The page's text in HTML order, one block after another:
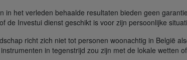
in het verleden behaalde resultaten bieden geen
de Investui dienst geschikt is voor zijn persoonlijke
richt zich niet tot personen woonachtig in België
in tegenstrijd zou zijn met de lokale wetten